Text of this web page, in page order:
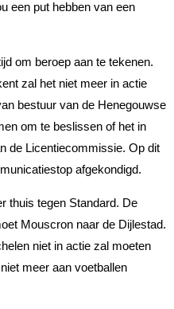
een put hebben van een
om beroep aan te tekenen.
zal het niet meer in actie
bestuur van de Henegouwse
om te beslissen of het in
de Licentiecommissie. Op dit
afgekondigd.
thuis tegen Standard. De
Mouscron naar de Dijlestad.
niet in actie zal moeten
meer aan voetballen